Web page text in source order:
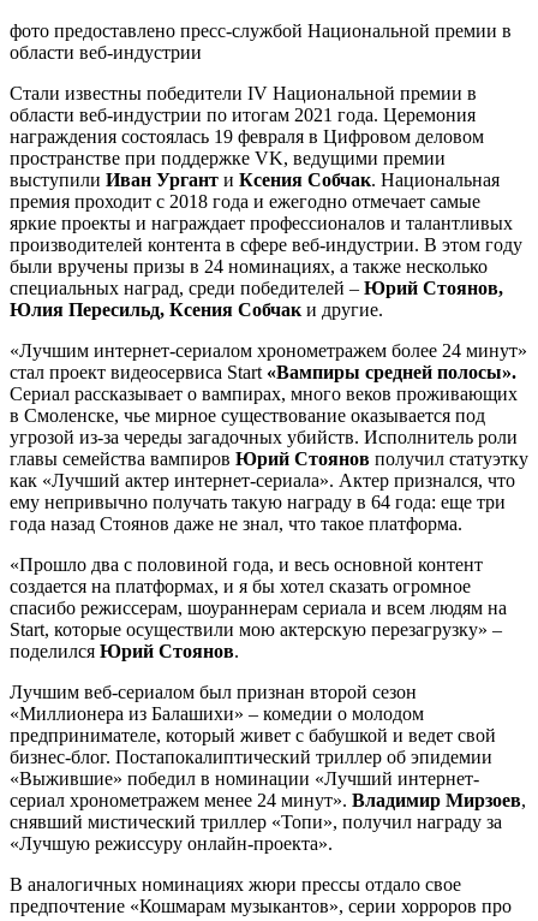
фото предоставлено пресс-службой Национальной премии в
области веб-индустрии
Стали известны победители IV Национальной премии в
области веб-индустрии по итогам 2021 года. Церемония
награждения состоялась 19 февраля в Цифровом деловом
пространстве при поддержке VK, ведущими премии
выступили Иван Ургант и Ксения Собчак. Национальная
премия проходит с 2018 года и ежегодно отмечает самые
яркие проекты и награждает профессионалов и талантливых
производителей контента в сфере веб-индустрии. В этом году
были вручены призы в 24 номинациях, а также несколько
специальных наград, среди победителей – Юрий Стоянов,
Юлия Пересильд, Ксения Собчак и другие.
«Лучшим интернет-сериалом хронометражем более 24 минут»
стал проект видеосервиса Start «Вампиры средней полосы».
Сериал рассказывает о вампирах, много веков проживающих
в Смоленске, чье мирное существование оказывается под
угрозой из-за череды загадочных убийств. Исполнитель роли
главы семейства вампиров Юрий Стоянов получил статуэтку
как «Лучший актер интернет-сериала». Актер признался, что
ему непривычно получать такую награду в 64 года: еще три
года назад Стоянов даже не знал, что такое платформа.
«Прошло два с половиной года, и весь основной контент
создается на платформах, и я бы хотел сказать огромное
спасибо режиссерам, шоураннерам сериала и всем людям на
Start, которые осуществили мою актерскую перезагрузку» –
поделился Юрий Стоянов.
Лучшим веб-сериалом был признан второй сезон
«Миллионера из Балашихи» – комедии о молодом
предпринимателе, который живет с бабушкой и ведет свой
бизнес-блог. Постапокалиптический триллер об эпидемии
«Выжившие» победил в номинации «Лучший интернет-
сериал хронометражем менее 24 минут». Владимир Мирзоев,
снявший мистический триллер «Топи», получил награду за
«Лучшую режиссуру онлайн-проекта».
В аналогичных номинациях жюри прессы отдало свое
предпочтение «Кошмарам музыкантов», серии хорроров про